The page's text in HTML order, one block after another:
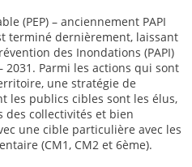
(PEP) – anciennement PAPI
terminé dernièrement, laissant
des Inondations (PAPI)
Parmi les actions qui sont
une stratégie de
les publics cibles sont les élus,
des collectivités et bien
une cible particulière avec les
(CM1, CM2 et 6ème).